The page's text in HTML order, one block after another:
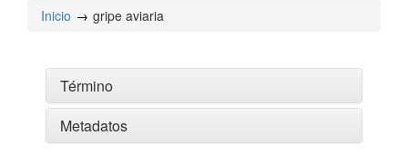
Inicio gripe aviaria
Término
Metadatos